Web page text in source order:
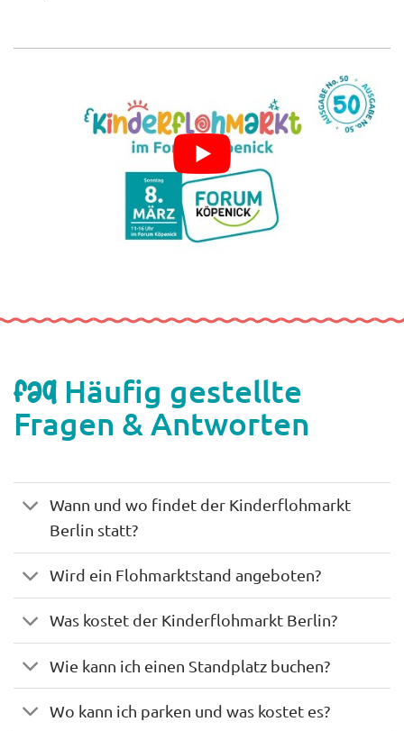
FAQ Häufig gestellte
Fragen & Antworten
Wann und wo findet der Kinderflohmarkt
Berlin statt?
Wird ein Flohmarktstand angeboten?
Was kostet der Kinderflohmarkt Berlin?
Wie kann ich einen Standplatz buchen?
Wo kann ich parken und was kostet es?